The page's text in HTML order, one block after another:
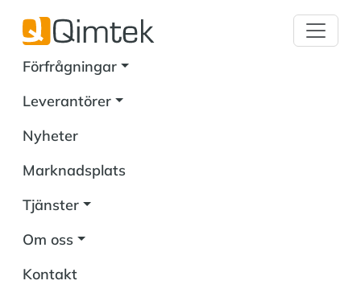
Förfrågningar
Leverantörer
Nyheter
Marknadsplats
Tjänster
Om oss
Kontakt